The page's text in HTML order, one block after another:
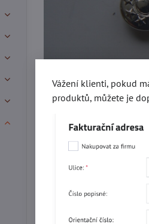
Vážení klienti, pokud
produktů, můžete je